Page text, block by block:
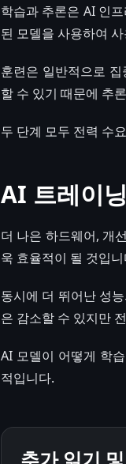
학습과 추론은 AI 인
된 모델을 사용하여
훈련은 일반적으로
할 수 있기 때문에 추
두 단계 모두 전력 수
AI 트레이
더 나은 하드웨어, 개
욱 효율적이 될 것입니
동시에 더 뛰어난 성
은 감소할 수 있지만
AI 모델이 어떻게 학
적입니다.
추가 읽기